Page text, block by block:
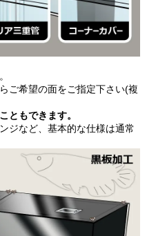
ご希望の面をご指定下さい(複
ともできます。
ジなど、基本的な仕様は通常